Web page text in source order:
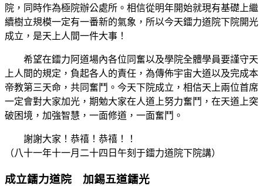
院，同時作為極院辦公處所。相信從明年開始就現有基礎上繼
續樹立規模一定有一番新的氣象，所以今天鐳力道院下院開光
成立，是天上人間一件大事！
希望在鐳力阿道場內各位同奮以及學院全體學員要謹守天
上人間的規定，負起各人的責任，為傳佈宇宙大道以及完成本
帝教第三天命，共同奮鬥。今天下院成立，相信天上兩位首席
一定會對大家加光，期勉大家在人道上努力奮鬥，在天道上突
破困境，加強智慧，一面修道，一面奮鬥。
謝謝大家！恭禧！恭禧！！
（八十一年十一月二十四日午刻于鐳力道院下院講）
成立鐳力道院 加錫五道鐳光